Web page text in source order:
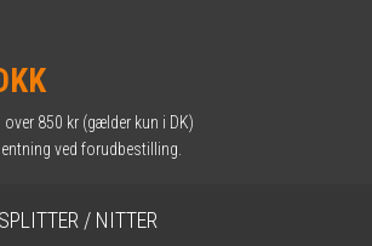
850 kr (gælder kun i DK)
ved forudbestilling.
SPLITTER / NITTER